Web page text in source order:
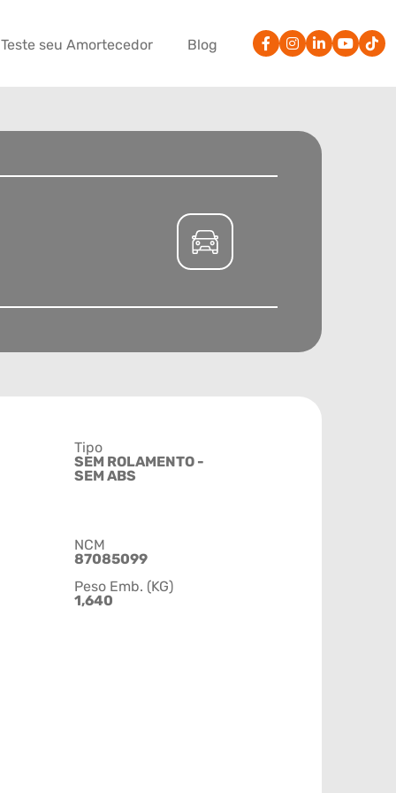
Teste seu Amortecedor Blog
Tipo
SEM ROLAMENTO -
SEM ABS
NCM
87085099
Peso Emb. (KG)
1,640